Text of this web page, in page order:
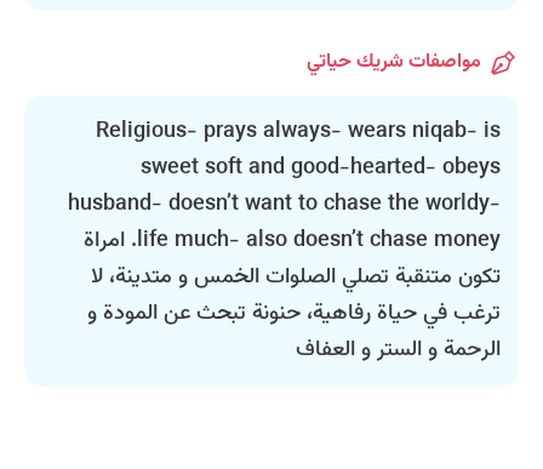
مواصفات شريك حياتي
Religious- prays always- wears niqab- is
sweet soft and good-hearted- obeys
husband- doesn’t want to chase the worldy-
life much- also doesn’t chase money. امراة
تكون متنقبة تصلي الصلوات الخمس و متدينة، لا
ترغب في حياة رفاهية، حنونة تبحث عن المودة و
الرحمة و الستر و العفاف